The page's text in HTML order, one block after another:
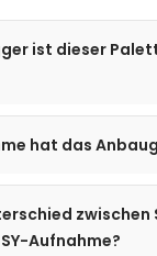
ist dieser
hat das
Aufnahme?